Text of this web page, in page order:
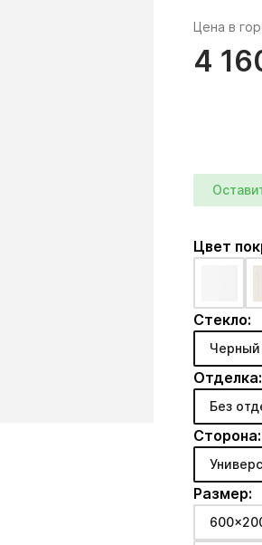
Цена в
4
Цвет
Стекло:
Черный
Отделка:
Без
Сторона:
Размер: